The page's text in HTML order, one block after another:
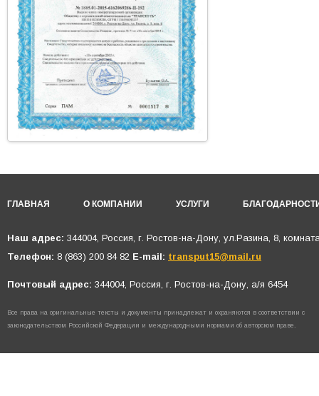
ГЛАВНАЯ О КОМПАНИИ УСЛУГИ
Наш адрес: 344004, Россия, г. Ростов-на-Дону, ул.Разина, 8,
Телефон: 8 (863) 200 84 82 E-mail: transput15@mail.ru
Почтовый адрес: 344004, Россия, г. Ростов-на-Дону, а/я 6454
Все права на оригинальные тексты и документы принадлежат и охраняются в соответствии с
законодательством Российской Федерации и международными нормами об авторском праве.